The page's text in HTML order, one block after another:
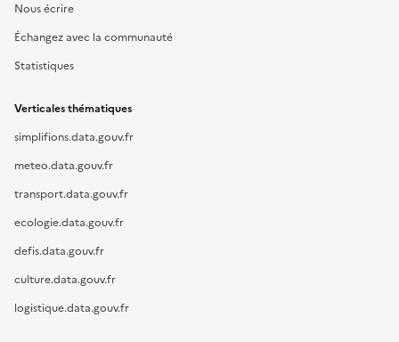
Nous écrire
Échangez avec la communauté
Statistiques
Verticales thématiques
simplifions.data.gouv.fr
meteo.data.gouv.fr
transport.data.gouv.fr
ecologie.data.gouv.fr
defis.data.gouv.fr
culture.data.gouv.fr
logistique.data.gouv.fr